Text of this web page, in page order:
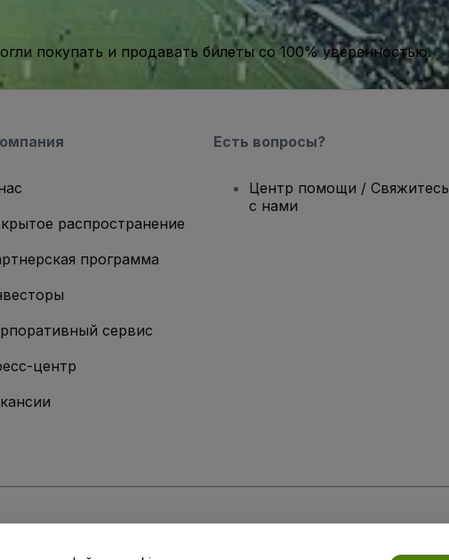
покупать и продавать билеты со 100% уверенностью.
распространение
программа
сервис
центр
Есть вопросы?
Центр помощи / Свяжитесь
с нами